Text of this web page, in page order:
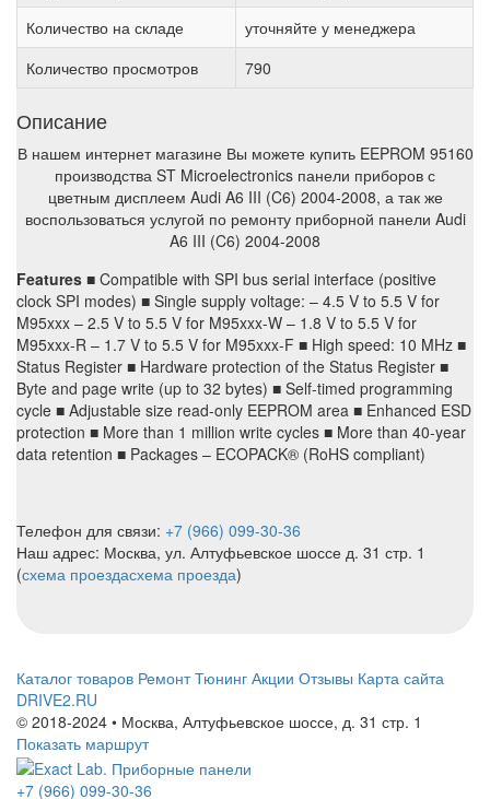
Количество на складе
уточняйте у менеджера
Количество просмотров
790
Описание
В нашем интернет магазине Вы можете купить EEPROM 95160
производства ST Microelectronics панели приборов с
цветным дисплеем Audi A6 III (C6) 2004-2008, а так же
воспользоваться услугой по ремонту приборной панели Audi
A6 III (C6) 2004-2008
Features ■ Compatible with SPI bus serial interface (positive
clock SPI modes) ■ Single supply voltage: – 4.5 V to 5.5 V for
M95xxx – 2.5 V to 5.5 V for M95xxx-W – 1.8 V to 5.5 V for
M95xxx-R – 1.7 V to 5.5 V for M95xxx-F ■ High speed: 10 MHz ■
Status Register ■ Hardware protection of the Status Register ■
Byte and page write (up to 32 bytes) ■ Self-timed programming
cycle ■ Adjustable size read-only EEPROM area ■ Enhanced ESD
protection ■ More than 1 million write cycles ■ More than 40-year
data retention ■ Packages – ECOPACK® (RoHS compliant)
Телефон для связи: +7 (966) 099-30-36
Наш адрес: Москва, ул. Алтуфьевское шоссе д. 31 стр. 1
(схема проездасхема проезда)
Каталог товаров Ремонт Тюнинг Акции Отзывы Карта сайта
DRIVE2.RU
© 2018-2024 • Москва, Алтуфьевское шоссе, д. 31 стр. 1
Показать маршрут
+7 (966) 099-30-36